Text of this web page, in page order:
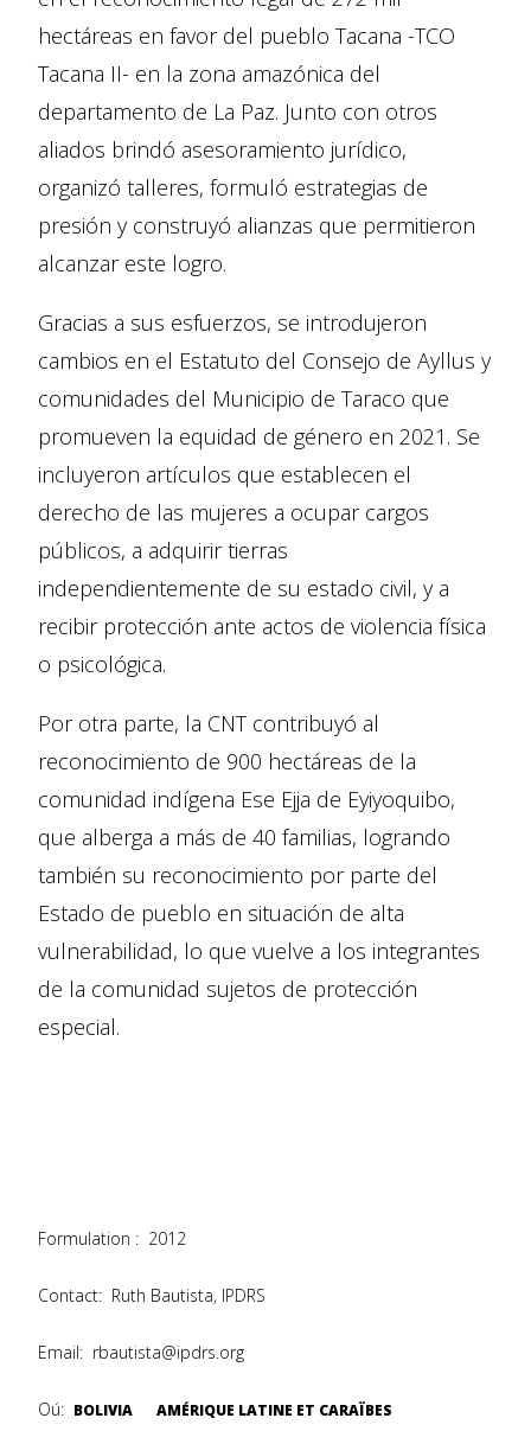
hectáreas en favor del pueblo Tacana -TCO
Tacana II- en la zona amazónica del
departamento de La Paz. Junto con otros
aliados brindó asesoramiento jurídico,
organizó talleres, formuló estrategias de
presión y construyó alianzas que permitieron
alcanzar este logro.
Gracias a sus esfuerzos, se introdujeron
cambios en el Estatuto del Consejo de Ayllus y
comunidades del Municipio de Taraco que
promueven la equidad de género en 2021. Se
incluyeron artículos que establecen el
derecho de las mujeres a ocupar cargos
públicos, a adquirir tierras
independientemente de su estado civil, y a
recibir protección ante actos de violencia física
o psicológica.
Por otra parte, la CNT contribuyó al
reconocimiento de 900 hectáreas de la
comunidad indígena Ese Ejja de Eyiyoquibo,
que alberga a más de 40 familias, logrando
también su reconocimiento por parte del
Estado de pueblo en situación de alta
vulnerabilidad, lo que vuelve a los integrantes
de la comunidad sujetos de protección
especial.
Formulation : 2012
Contact: Ruth Bautista, IPDRS
Email: rbautista@ipdrs.org
Oú: BOLIVIA AMÉRIQUE LATINE ET CARAÏBES